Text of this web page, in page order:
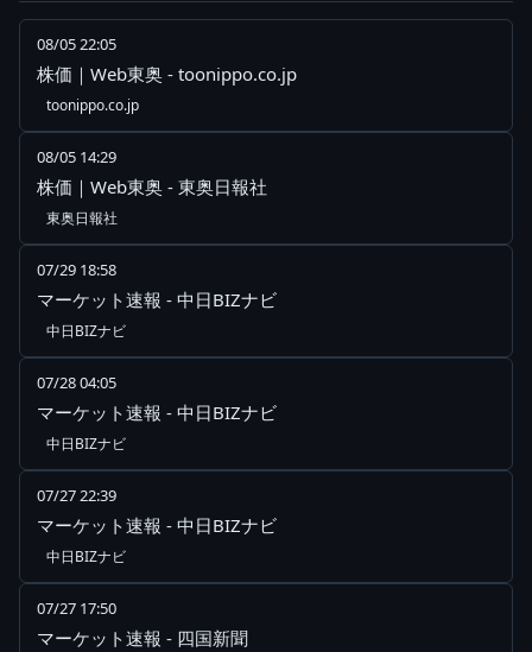
08/05 22:05
株価｜Web東奥 - toonippo.co.jp
toonippo.co.jp
08/05 14:29
株価｜Web東奥 - 東奥日報社
東奥日報社
07/29 18:58
マーケット速報 - 中日BIZナビ
中日BIZナビ
07/28 04:05
マーケット速報 - 中日BIZナビ
中日BIZナビ
07/27 22:39
マーケット速報 - 中日BIZナビ
中日BIZナビ
07/27 17:50
マーケット速報 - 四国新聞